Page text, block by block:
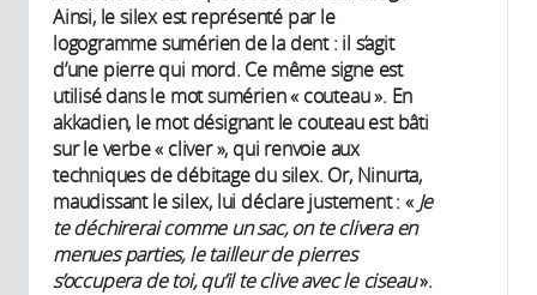
Ainsi, le silex est représenté par le
logogramme sumérien de la dent : il s’agit
d’une pierre qui mord. Ce même signe est
utilisé dans le mot sumérien « couteau ». En
akkadien, le mot désignant le couteau est bâti
sur le verbe « cliver », qui renvoie aux
techniques de débitage du silex. Or, Ninurta,
maudissant le silex, lui déclare justement : « Je
te déchirerai comme un sac, on te clivera en
menues parties, le tailleur de pierres
s’occupera de toi, qu’il te clive avec le ciseau».